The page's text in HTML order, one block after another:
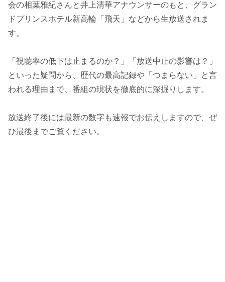
会の相葉雅紀さんと井上清華アナウンサーのもと、グラン
ドプリンスホテル新高輪「飛天」などから生放送されま
す。
「視聴率の低下は止まるのか？」「放送中止の影響は？」
といった疑問から、歴代の最高記録や「つまらない」と言
われる理由まで、番組の現状を徹底的に深掘りします。
放送終了後には最新の数字も速報でお伝えしますので、ぜ
ひ最後までご覧ください。